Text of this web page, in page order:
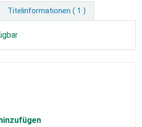
Titelinformationen ( 1 )